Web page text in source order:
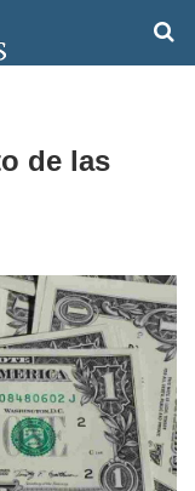
de las